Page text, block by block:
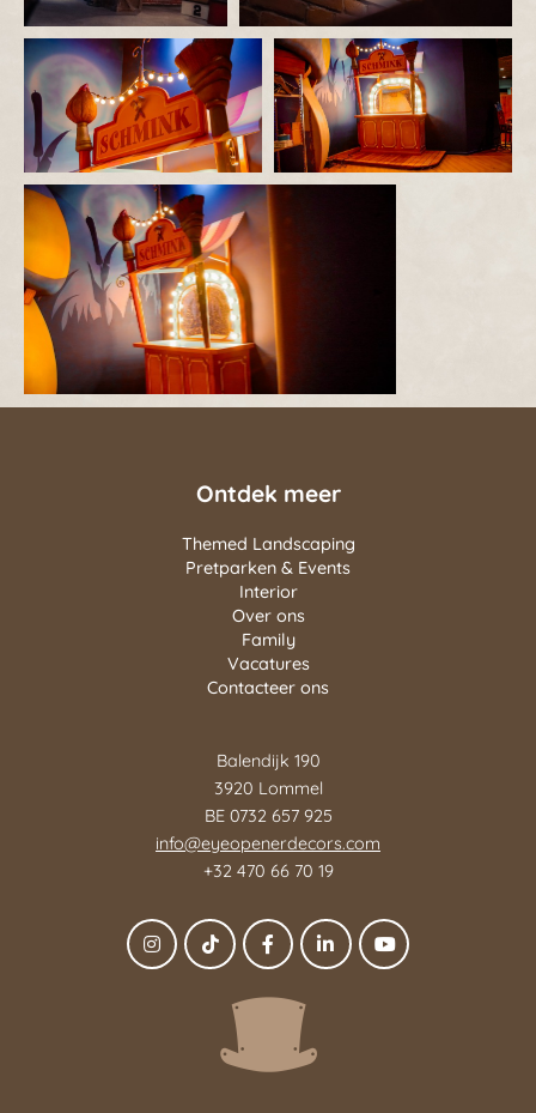
Ontdek meer
Themed Landscaping
Pretparken & Events
Interior
Over ons
Family
Vacatures
Contacteer ons
Balendijk 190
3920 Lommel
BE 0732 657 925
info@eyeopenerdecors.com
+32 470 66 70 19